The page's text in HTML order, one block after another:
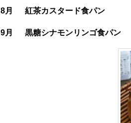
8月 紅茶カスタード食パン
9月 黒糖シナモンリンゴ食パン